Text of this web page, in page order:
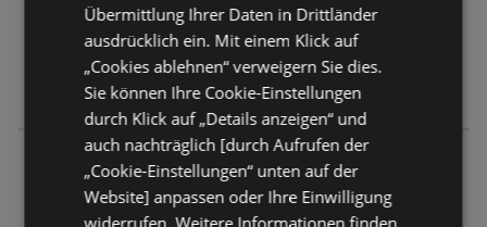
Geschlossen
Montag - Freitag
08:00
22:00 Uhr
Samstag
07:00-22:00 Uhr
E center Meyer
Burgstraße 2
27798 Hude
Übermittlung Ihrer Daten in Drittländer
ausdrücklich ein. Mit einem Klick auf
„Cookies ablehnen“ verweigern Sie dies.
Sie können Ihre Cookie-Einstellungen
durch Klick auf „Details anzeigen“ und
auch nachträglich [durch Aufrufen der
„Cookie-Einstellungen“ unten auf der
Website] anpassen oder Ihre Einwilligung
widerrufen. Weitere Informationen finden